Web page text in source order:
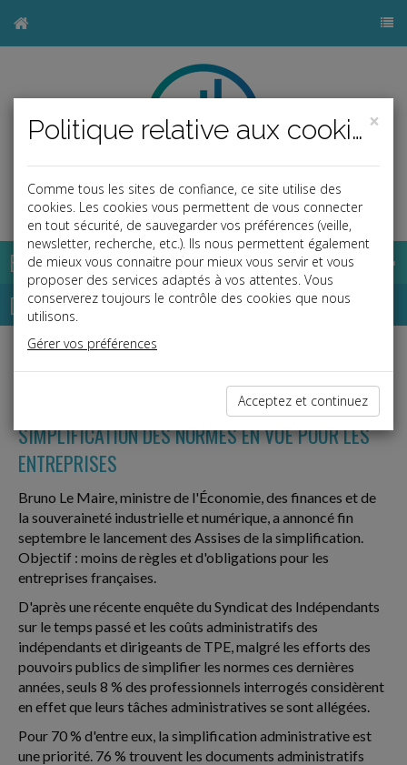
Base documentaire
Dépêches
SIMPLIFICATION DES NORMES EN VUE POUR LES
ENTREPRISES
Bruno Le Maire, ministre de l'Économie, des finances et de
la souveraineté industrielle et numérique, a annoncé fin
septembre le lancement des Assises de la simplification.
Objectif : moins de règles et d'obligations pour les
entreprises françaises.
D'après une récente enquête du Syndicat des Indépendants
sur le temps passé et les coûts administratifs des
indépendants et dirigeants de TPE, malgré les efforts des
pouvoirs publics de simplifier les normes ces dernières
années, seuls 8 % des professionnels interrogés considèrent
en effet que leurs tâches administratives se sont allégées.
Pour 70 % d'entre eux, la simplification administrative est
une priorité. 76 % trouvent les documents administratifs
×
Politique relative aux cookies
Comme tous les sites de confiance, ce site utilise des
cookies. Les cookies vous permettent de vous connecter
en tout sécurité, de sauvegarder vos préférences (veille,
newsletter, recherche, etc.). Ils nous permettent également
de mieux vous connaitre pour mieux vous servir et vous
proposer des services adaptés à vos attentes. Vous
conserverez toujours le contrôle des cookies que nous
utilisons.
Gérer vos préférences
Acceptez et continuez